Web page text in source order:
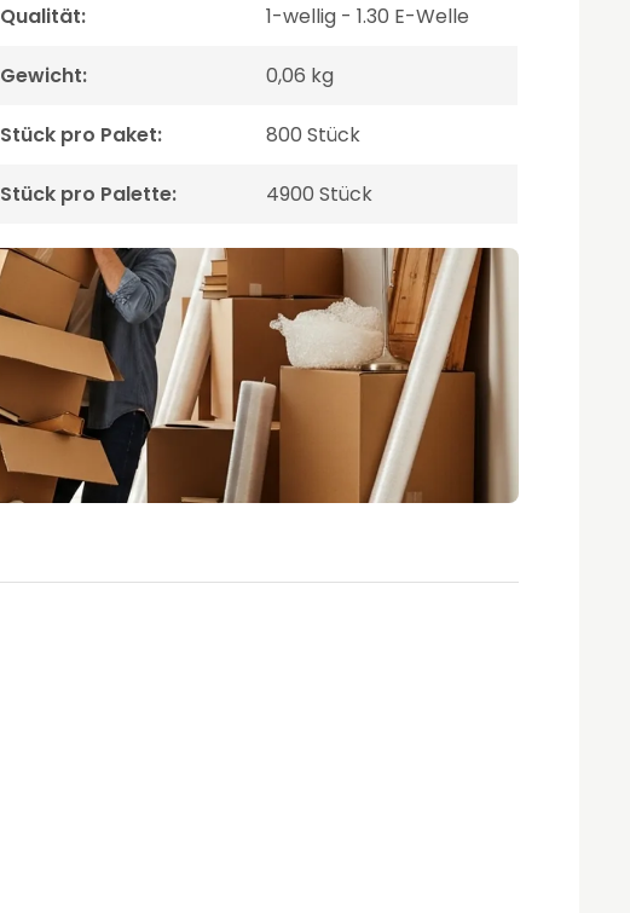
Qualität: 1-wellig - 1.30 E-Welle
Gewicht: 0,06 kg
Stück pro Paket: 800 Stück
Stück pro Palette: 4900 Stück